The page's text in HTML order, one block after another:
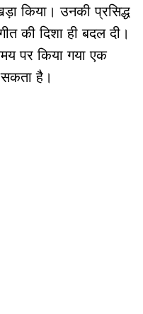
किया। उनकी प्रसिद्ध
की दिशा ही बदल दी।
पर किया गया एक
है।